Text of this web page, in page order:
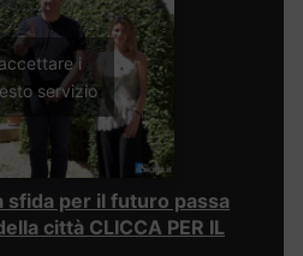
i
servizio
sfida per il futuro passa
città CLICCA PER IL